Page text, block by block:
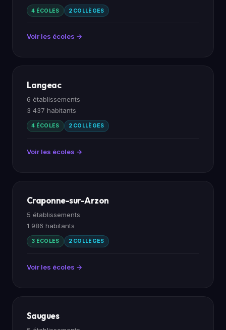
4 ÉCOLES 2 COLLÈGES
Voir les écoles →
Langeac
6 établissements
3 437 habitants
4 ÉCOLES 2 COLLÈGES
Voir les écoles →
Craponne-sur-Arzon
5 établissements
1 986 habitants
3 ÉCOLES 2 COLLÈGES
Voir les écoles →
Saugues